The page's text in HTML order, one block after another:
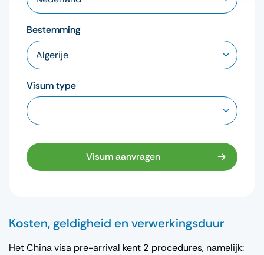
Bestemming
Visum type
Visum aanvragen
Kosten, geldigheid en verwerkingsduur
Het China visa pre-arrival kent 2 procedures, namelijk: